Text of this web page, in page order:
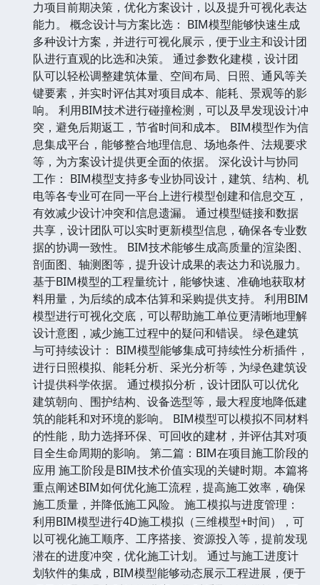
力项目前期决策，优化方案设计，以及提升可视化表达
能力。 概念设计与方案比选： BIM模型能够快速生成
多种设计方案，并进行可视化展示，便于业主和设计团
队进行直观的比选和决策。 通过参数化建模，设计团
队可以轻松调整建筑体量、空间布局、日照、通风等关
键要素，并实时评估其对项目成本、能耗、景观等的影
响。 利用BIM技术进行碰撞检测，可以及早发现设计冲
突，避免后期返工，节省时间和成本。 BIM模型作为信
息集成平台，能够整合地理信息、场地条件、法规要求
等，为方案设计提供更全面的依据。 深化设计与协同
工作： BIM模型支持多专业协同设计，建筑、结构、机
电等各专业可在同一平台上进行模型创建和信息交互，
有效减少设计冲突和信息遗漏。 通过模型链接和数据
共享，设计团队可以实时更新模型信息，确保各专业数
据的协调一致性。 BIM技术能够生成高质量的渲染图、
剖面图、轴测图等，提升设计成果的表达力和说服力。
基于BIM模型的工程量统计，能够快速、准确地获取材
料用量，为后续的成本估算和采购提供支持。 利用BIM
模型进行可视化交底，可以帮助施工单位更清晰地理解
设计意图，减少施工过程中的疑问和错误。 绿色建筑
与可持续设计： BIM模型能够集成可持续性分析插件，
进行日照模拟、能耗分析、采光分析等，为绿色建筑设
计提供科学依据。 通过模拟分析，设计团队可以优化
建筑朝向、围护结构、设备选型等，最大程度地降低建
筑的能耗和对环境的影响。 BIM模型可以模拟不同材料
的性能，助力选择环保、可回收的建材，并评估其对项
目全生命周期的影响。 第二篇：BIM在项目施工阶段的
应用 施工阶段是BIM技术价值实现的关键时期。本篇将
重点阐述BIM如何优化施工流程，提高施工效率，确保
施工质量，并降低施工风险。 施工模拟与进度管理：
利用BIM模型进行4D施工模拟（三维模型+时间），可
以可视化施工顺序、工序搭接、资源投入等，提前发现
潜在的进度冲突，优化施工计划。 通过与施工进度计
划软件的集成，BIM模型能够动态展示工程进展，便于